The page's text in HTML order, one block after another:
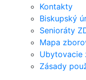
Kontakty
Biskupský
Senioráty
Mapa
Ubytovacie
Zásady